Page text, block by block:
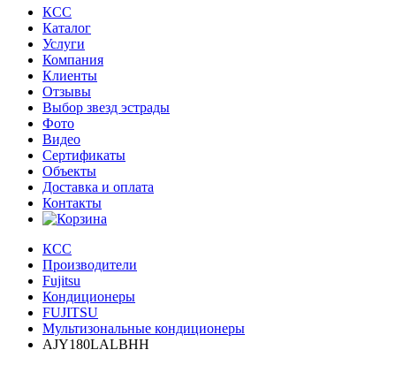
КСС
Каталог
Услуги
Компания
Клиенты
Oтзывы
Выбор звезд эстрады
Фото
Видео
Сертификаты
Объекты
Доставка и оплата
Контакты
КСС
Производители
Fujitsu
Кондиционеры
FUJITSU
Мультизональные кондиционеры
AJY180LALBHH